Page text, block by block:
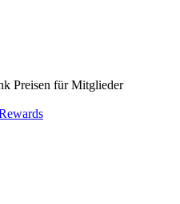
Preisen für Mitglieder